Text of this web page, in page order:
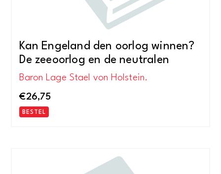
Kan Engeland den oorlog winnen?
De zeeoorlog en de neutralen
Baron Lage Stael von Holstein.
€26,75
BESTEL